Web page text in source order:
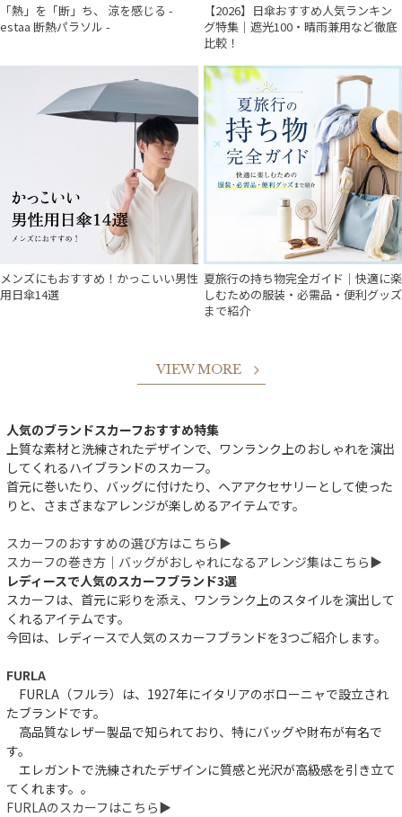
「熱」を「断」ち、 涼を感じる -
estaa 断熱パラソル -
【2026】日傘おすすめ人気ランキン
グ特集｜遮光100・晴雨兼用など徹底
比較！
メンズにもおすすめ！かっこいい男性
用日傘14選
夏旅行の持ち物完全ガイド｜快適に楽
しむための服装・必需品・便利グッズ
まで紹介
VIEW MORE
人気のブランドスカーフおすすめ特集
上質な素材と洗練されたデザインで、ワンランク上のおしゃれを演出
してくれるハイブランドのスカーフ。
首元に巻いたり、バッグに付けたり、ヘアアクセサリーとして使った
りと、さまざまなアレンジが楽しめるアイテムです。
スカーフのおすすめの選び方はこちら▶︎
スカーフの巻き方｜バッグがおしゃれになるアレンジ集はこちら▶︎
レディースで人気のスカーフブランド3選
スカーフは、首元に彩りを添え、ワンランク上のスタイルを演出して
くれるアイテムです。
今回は、レディースで人気のスカーフブランドを3つご紹介します。
FURLA
FURLA（フルラ）は、1927年にイタリアのボローニャで設立され
たブランドです。
高品質なレザー製品で知られており、特にバッグや財布が有名で
す。
エレガントで洗練されたデザインに質感と光沢が高級感を引き立て
てくれます。。
FURLAのスカーフはこちら▶︎